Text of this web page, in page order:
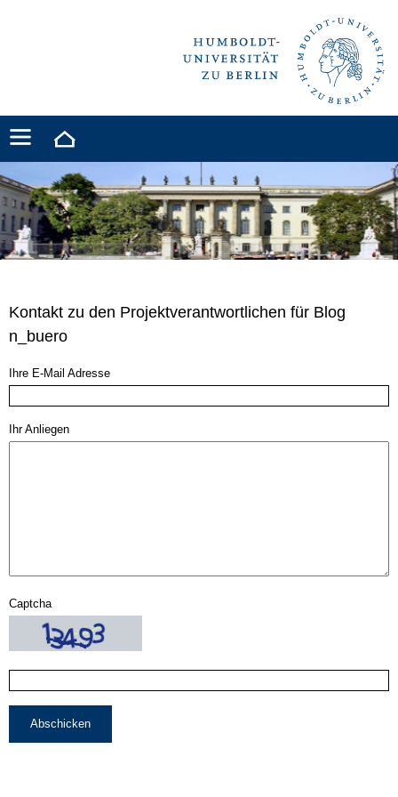
Kontakt zu den Projektverantwortlichen für Blog
n_buero
Ihre E-Mail Adresse
Ihr Anliegen
Captcha
Abschicken